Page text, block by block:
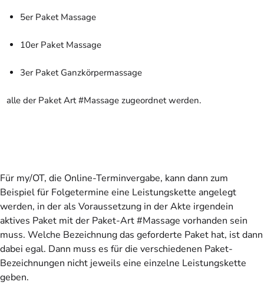
5er Paket Massage
10er Paket Massage
3er Paket Ganzkörpermassage
alle der Paket Art #Massage zugeordnet werden.
Für my/OT, die Online-Terminvergabe, kann dann zum
Beispiel für Folgetermine eine Leistungskette angelegt
werden, in der als Voraussetzung in der Akte irgendein
aktives Paket mit der Paket-Art #Massage vorhanden sein
muss. Welche Bezeichnung das geforderte Paket hat, ist dann
dabei egal. Dann muss es für die verschiedenen Paket-
Bezeichnungen nicht jeweils eine einzelne Leistungskette
geben.